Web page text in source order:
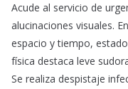
Acude al servicio de
alucinaciones visuales.
espacio y tiempo,
física destaca leve
Se realiza despistaje